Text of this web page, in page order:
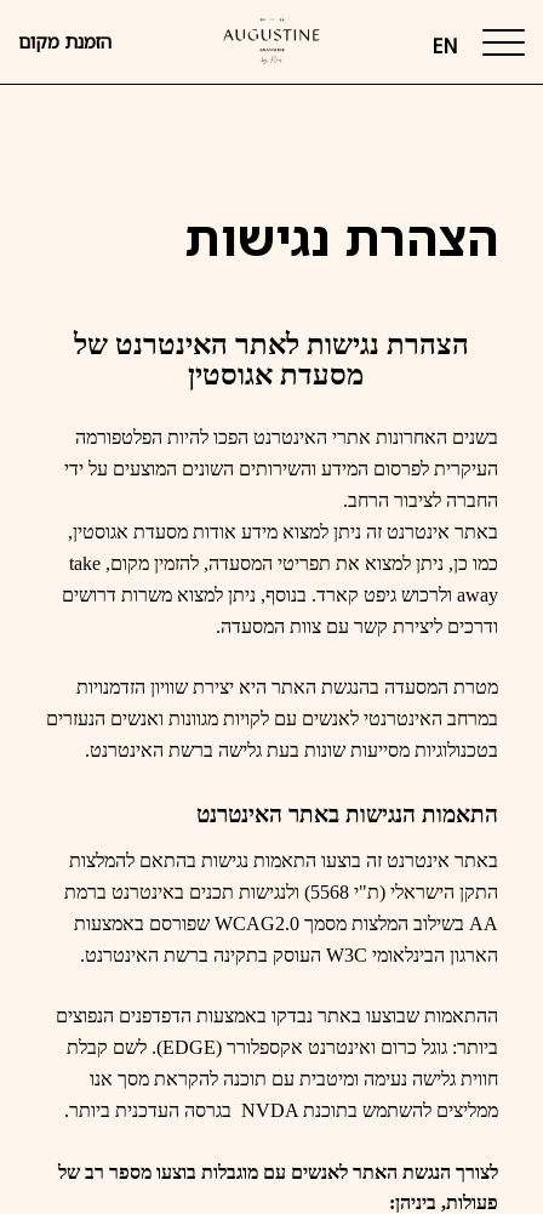
EN הזמנת מקום
הצהרת נגישות
הצהרת נגישות לאתר האינטרנט של
מסעדת אגוסטין
בשנים האחרונות אתרי האינטרנט הפכו להיות הפלטפורמה
העיקרית לפרסום המידע והשירותים השונים המוצעים על ידי
החברה לציבור הרחב.
באתר אינטרנט זה ניתן למצוא מידע אודות מסעדת אגוסטין,
כמו כן, ניתן למצוא את תפריטי המסעדה, להזמין מקום,take
away ולרכוש גיפט קארד. בנוסף, ניתן למצוא משרות דרושים
ודרכים ליצירת קשר עם צוות המסעדה.
מטרת המסעדה בהנגשת האתר היא יצירת שוויון הזדמנויות
במרחב האינטרנטי לאנשים עם לקויות מגוונות ואנשים הנעזרים
בטכנולוגיות מסייעות שונות בעת גלישה ברשת האינטרנט.
התאמות הנגישות באתר האינטרנט
באתר אינטרנט זה בוצעו התאמות נגישות בהתאם להמלצות
התקן הישראלי (ת"י 5568) ולנגישות תכנים באינטרנט ברמת
AA בשילוב המלצות מסמךWCAG2.0 שפורסם באמצעות
הארגון הבינלאומי W3C העוסק בתקינה ברשת האינטרנט.
ההתאמות שבוצעו באתר נבדקו באמצעות הדפדפנים הנפוצים
ביותר: גוגל כרום ואינטרנט אקספלורר (EDGE). לשם קבלת
חווית גלישה נעימה ומיטבית עם תוכנה להקראת מסך אנו
ממליצים להשתמש בתוכנת NVDA בגרסה העדכנית ביותר.
לצורך הנגשת האתר לאנשים עם מוגבלות בוצעו מספר רב של
פעולות, ביניהן: